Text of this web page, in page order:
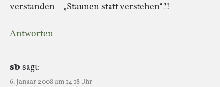
verstanden – „Staunen statt verstehen“?!
Antworten
sb sagt:
6. Januar 2008 um 14:18 Uhr